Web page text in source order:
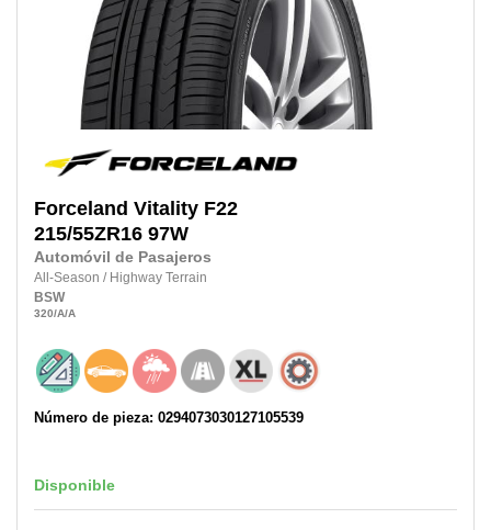
Forceland Vitality F22
215/55ZR16 97W
Automóvil de Pasajeros
All-Season / Highway Terrain
BSW
320/A/A
Número de pieza: 0294073030127105539
Disponible